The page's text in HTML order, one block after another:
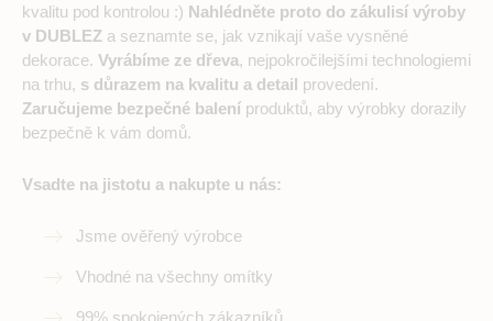
kvalitu pod kontrolou :) Nahlédněte proto do zákulisí výroby
v DUBLEZ a seznamte se, jak vznikají vaše vysněné
dekorace. Vyrábíme ze dřeva, nejpokročilejšími technologiemi
na trhu, s důrazem na kvalitu a detail provedení.
Zaručujeme bezpečné balení produktů, aby výrobky dorazily
bezpečně k vám domů.
Vsadte na jistotu a nakupte u nás:
Jsme ověřený výrobce
Vhodné na všechny omítky
99% spokojených zákazníků